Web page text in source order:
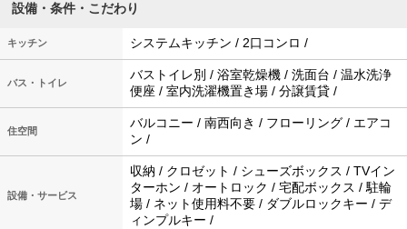
設備・条件・こだわり
キッチン システムキッチン / 2口コンロ /
バス・トイレ
バストイレ別 / 浴室乾燥機 / 洗面台 / 温水洗浄
便座 / 室内洗濯機置き場 / 分譲賃貸 /
住空間
バルコニー / 南西向き / フローリング / エアコ
ン /
設備・サービス
収納 / クロゼット / シューズボックス / TVイン
ターホン / オートロック / 宅配ボックス / 駐輪
場 / ネット使用料不要 / ダブルロックキー / デ
ィンプルキー /